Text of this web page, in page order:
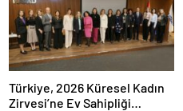
Türkiye, 2026 Küresel Kadın
Zirvesi’ne Ev Sahipliği